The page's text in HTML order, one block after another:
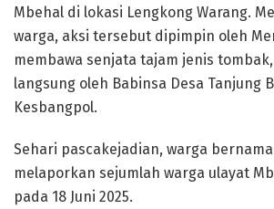
Mbehal di lokasi Lengkong Warang.
warga, aksi tersebut dipimpin oleh
membawa senjata tajam jenis
langsung oleh Babinsa Desa Tanjung
Kesbangpol.
​Sehari pascakejadian, warga
melaporkan sejumlah warga ulayat
pada 18 Juni 2025.